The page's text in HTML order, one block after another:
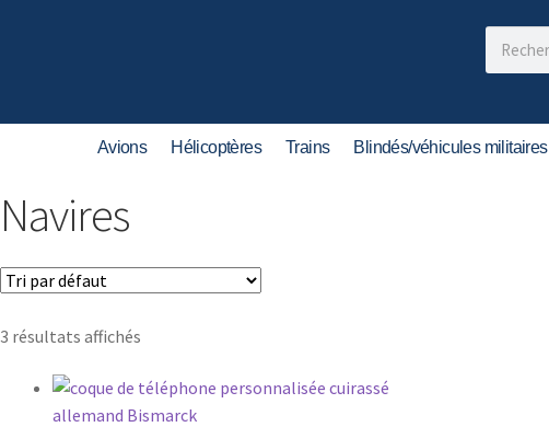
Avions Hélicoptères Trains Blindés/véhicules militaires
Navires
3 résultats affichés